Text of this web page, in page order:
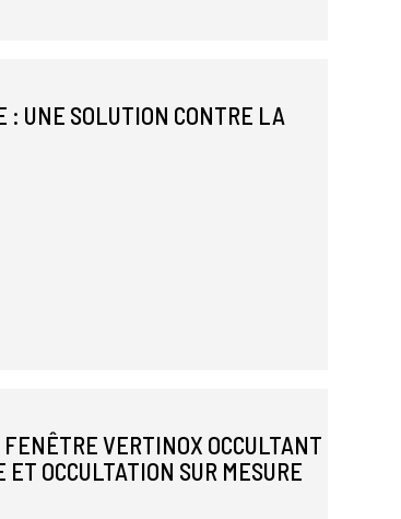
: UNE SOLUTION CONTRE LA
VERTINOX OCCULTANT
OCCULTATION SUR MESURE